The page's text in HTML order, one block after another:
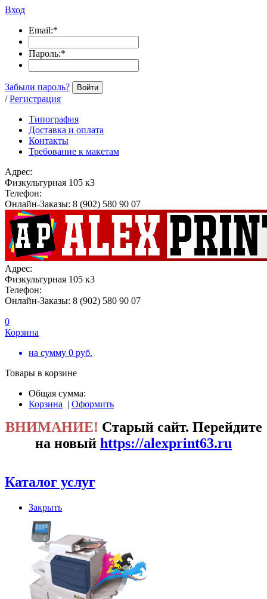
Вход
Email:*
Пароль:*
Забыли пароль? Войти
/ Регистрация
Типография
Доставка и оплата
Контакты
Требование к макетам
Адрес:
Физкультурная 105 к3
Телефон:
Онлайн-Заказы: 8 (902) 580 90 07
Адрес:
Физкультурная 105 к3
Телефон:
Онлайн-Заказы: 8 (902) 580 90 07
0
Корзина
на сумму 0 руб.
Товары в корзине
Общая сумма:
Корзина | Оформить
ВНИМАНИЕ! Старый сайт. Перейдите
на новый https://alexprint63.ru
Каталог услуг
Закрыть